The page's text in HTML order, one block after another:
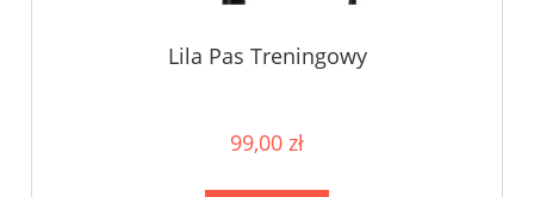
Lila Pas Treningowy
99,00 zł